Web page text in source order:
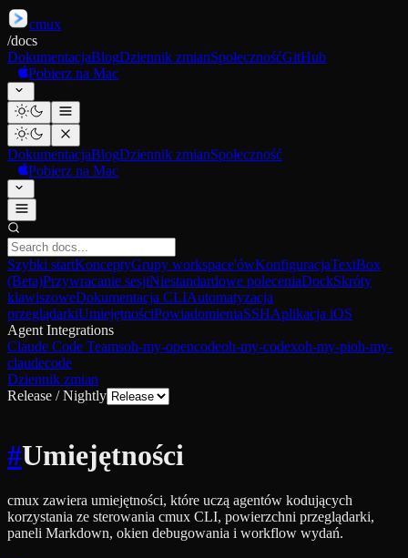
cmux
/docs
DokumentacjaBlogDziennik zmianSpołecznośćGitHub
Pobierz na Mac
DokumentacjaBlogDziennik zmianSpołeczność
Pobierz na Mac
Szybki startKonceptyGrupy workspace'ówKonfiguracjaTextBox
(Beta)Przywracanie sesjiNiestandardowe poleceniaDockSkróty
klawiszoweDokumentacja CLIAutomatyzacja
przeglądarkiUmiejętnościPowiadomieniaSSHAplikacja iOS
Agent Integrations
Claude Code Teamsoh-my-opencodeoh-my-codexoh-my-pioh-my-
claudecode
Dziennik zmian
Release / Nightly
#Umiejętności
cmux zawiera umiejętności, które uczą agentów kodujących
korzystania ze sterowania cmux CLI, powierzchni przeglądarki,
paneli Markdown, okien debugowania i workflow wydań.